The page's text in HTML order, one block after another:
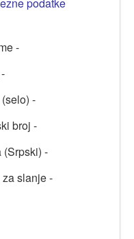
-
-
broj -
(Srpski) -
slanje -